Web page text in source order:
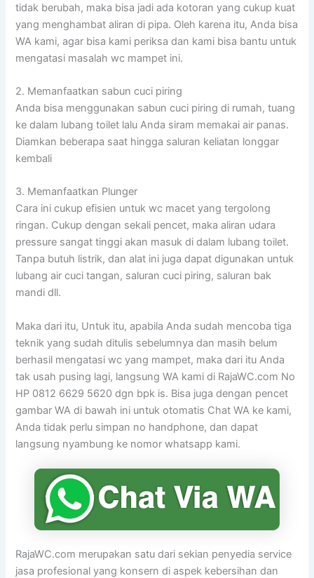
tidak berubah, maka bisa jadi ada kotoran yang cukup kuat
yang menghambat aliran di pipa. Oleh karena itu, Anda bisa
WA kami, agar bisa kami periksa dan kami bisa bantu untuk
mengatasi masalah wc mampet ini.
2. Memanfaatkan sabun cuci piring
Anda bisa menggunakan sabun cuci piring di rumah, tuang
ke dalam lubang toilet lalu Anda siram memakai air panas.
Diamkan beberapa saat hingga saluran keliatan longgar
kembali
3. Memanfaatkan Plunger
Cara ini cukup efisien untuk wc macet yang tergolong
ringan. Cukup dengan sekali pencet, maka aliran udara
pressure sangat tinggi akan masuk di dalam lubang toilet.
Tanpa butuh listrik, dan alat ini juga dapat digunakan untuk
lubang air cuci tangan, saluran cuci piring, saluran bak
mandi dll.
Maka dari itu, Untuk itu, apabila Anda sudah mencoba tiga
teknik yang sudah ditulis sebelumnya dan masih belum
berhasil mengatasi wc yang mampet, maka dari itu Anda
tak usah pusing lagi, langsung WA kami di RajaWC.com No
HP 0812 6629 5620 dgn bpk is. Bisa juga dengan pencet
gambar WA di bawah ini untuk otomatis Chat WA ke kami,
Anda tidak perlu simpan no handphone, dan dapat
langsung nyambung ke nomor whatsapp kami.
RajaWC.com merupakan satu dari sekian penyedia service
jasa profesional yang konsern di aspek kebersihan dan